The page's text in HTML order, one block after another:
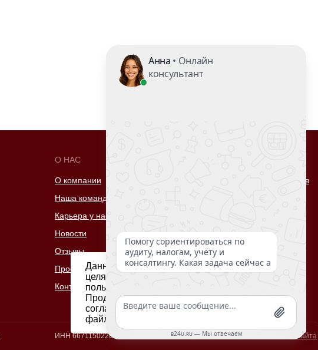
Данный веб-сайт использует cookie-файлы в
целях предоставления вам лучшего
пользовательского опыта на нашем сайте.
Продолжая использовать данный сайт, вы
соглашаетесь с использованием нами cookie-
файлов.
О НАС
Разработка сайта
ИНН 6671150220
620014, Екатеринбург,
проспект Ленина, 8 ,эт.11
Пн-Пт с 9:00 до 18:00
Российский союз налогоплательщиков
О компании
Наша команда
Карьера у нас
Новости
Отзывы
Проекты
Контакты